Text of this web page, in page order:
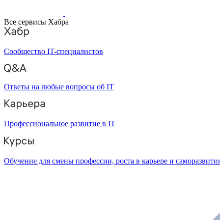
Все сервисы Хабра
Сообщество IT-специалистов
Ответы на любые вопросы об IT
Профессиональное развитие в IT
Обучение для смены профессии, роста в карьере и